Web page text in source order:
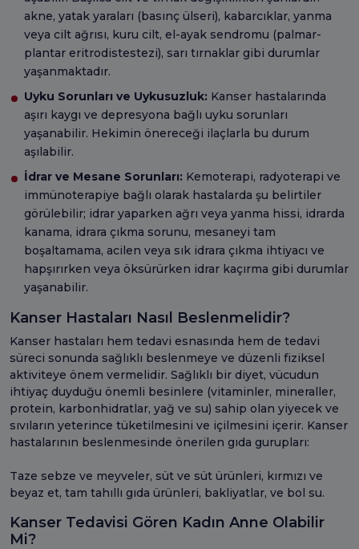
akne, yatak yaraları (basınç ülseri), kabarcıklar, yanma
veya cilt ağrısı, kuru cilt, el-ayak sendromu (palmar-
plantar eritrodistestezi), sarı tırnaklar gibi durumlar
yaşanmaktadır.
Uyku Sorunları ve Uykusuzluk: Kanser hastalarında
aşırı kaygı ve depresyona bağlı uyku sorunları
yaşanabilir. Hekimin önereceği ilaçlarla bu durum
aşılabilir.
İdrar ve Mesane Sorunları: Kemoterapi, radyoterapi ve
immünoterapiye bağlı olarak hastalarda şu belirtiler
görülebilir; idrar yaparken ağrı veya yanma hissi, idrarda
kanama, idrara çıkma sorunu, mesaneyi tam
boşaltamama, acilen veya sık idrara çıkma ihtiyacı ve
hapşırırken veya öksürürken idrar kaçırma gibi durumlar
yaşanabilir.
Kanser Hastaları Nasıl Beslenmelidir?
Kanser hastaları hem tedavi esnasında hem de tedavi
süreci sonunda sağlıklı beslenmeye ve düzenli fiziksel
aktiviteye önem vermelidir. Sağlıklı bir diyet, vücudun
ihtiyaç duyduğu önemli besinlere (vitaminler, mineraller,
protein, karbonhidratlar, yağ ve su) sahip olan yiyecek ve
sıvıların yeterince tüketilmesini ve içilmesini içerir. Kanser
hastalarının beslenmesinde önerilen gıda gurupları:
Taze sebze ve meyveler, süt ve süt ürünleri, kırmızı ve
beyaz et, tam tahıllı gıda ürünleri, bakliyatlar, ve bol su.
Kanser Tedavisi Gören Kadın Anne Olabilir
Mi?